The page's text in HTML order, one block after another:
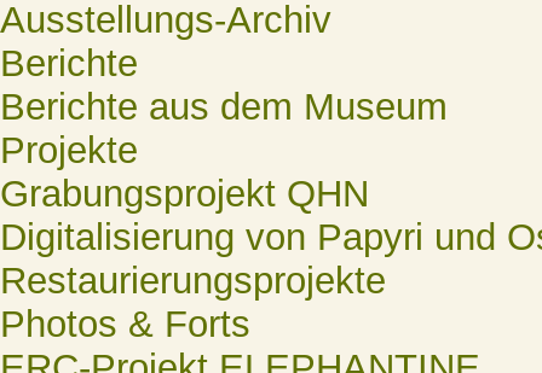
Ausstellungs-Archiv
Berichte
Berichte aus dem Museum
Projekte
Grabungsprojekt QHN
Digitalisierung von Papyri und
Restaurierungsprojekte
Photos & Forts